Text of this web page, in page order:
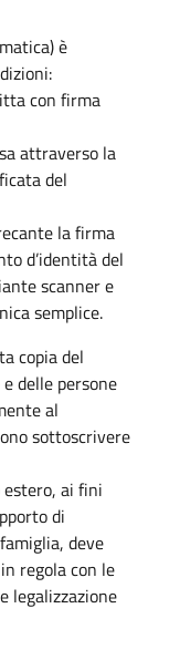
è
con firma
attraverso la
del
la firma
d’identità del
scanner e
semplice.
copia del
delle persone
al
sottoscrivere
ai fini
di
deve
regola con le
legalizzazione